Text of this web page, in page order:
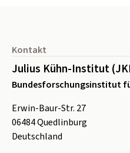
Kontakt
Julius Kühn-Institut
Bundesforschungsinstitut
Erwin-Baur-Str. 27
06484Quedlinburg
Deutschland